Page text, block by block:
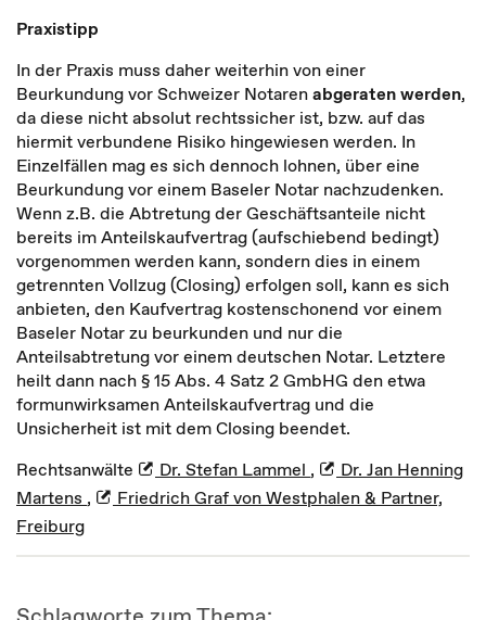
Praxistipp
In der Praxis muss daher weiterhin von einer
Beurkundung vor Schweizer Notarenabgeraten werden,
da diese nicht absolut rechtssicher ist, bzw. auf das
hiermit verbundene Risiko hingewiesen werden. In
Einzelfällen mag es sich dennoch lohnen, über eine
Beurkundung vor einem Baseler Notar nachzudenken.
Wenn z.B. die Abtretung der Geschäftsanteile nicht
bereits im Anteilskaufvertrag (aufschiebend bedingt)
vorgenommen werden kann, sondern dies in einem
getrennten Vollzug (Closing) erfolgen soll, kann es sich
anbieten, den Kaufvertrag kostenschonend vor einem
Baseler Notar zu beurkunden und nur die
Anteilsabtretung vor einem deutschen Notar. Letztere
heilt dann nach § 15 Abs. 4 Satz 2 GmbHG den etwa
formunwirksamen Anteilskaufvertrag und die
Unsicherheit ist mit dem Closing beendet.
Rechtsanwälte
Dr. Stefan Lammel ,
Dr. Jan Henning
Martens ,
Friedrich Graf von Westphalen & Partner,
Freiburg